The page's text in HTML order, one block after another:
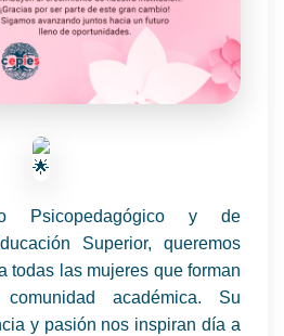
Psicopedagógico y de
Superior, queremos
todas las mujeres que forman
académica. Su
y pasión nos inspiran día a